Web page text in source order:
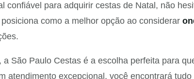
confiável para adquirir cestas de Natal, não
como a melhor opção ao considerar
, a São Paulo Cestas é a escolha perfeita para
atendimento excepcional, você encontrará